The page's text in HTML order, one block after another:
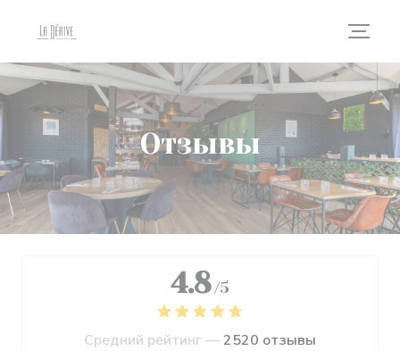
Отзывы
4.8 /5
Средний рейтинг —2520 отзывы